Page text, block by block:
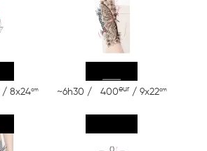
/ 8x24cm ~6h30 / 400eur / 9x22cm